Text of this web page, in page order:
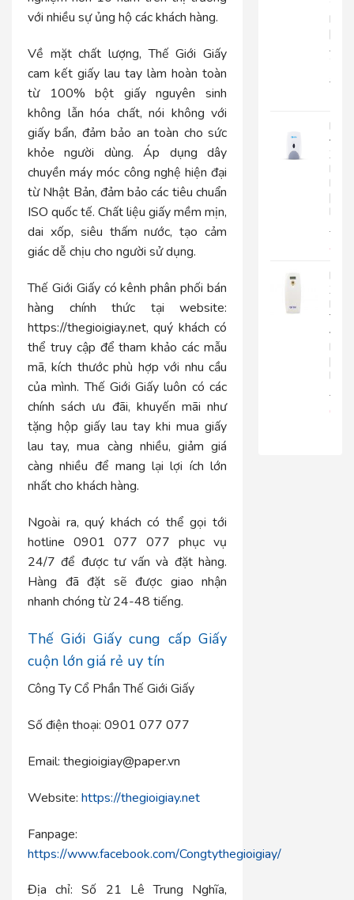
với nhiều sự ủng hộ các khách hàng.
Về mặt chất lượng, Thế Giới Giấy
cam kết giấy lau tay làm hoàn toàn
từ 100% bột giấy nguyên sinh
không lẫn hóa chất, nói không với
giấy bẩn, đảm bảo an toàn cho sức
khỏe người dùng. Áp dụng dây
chuyền máy móc công nghệ hiện đại
từ Nhật Bản, đảm bảo các tiêu chuẩn
ISO quốc tế. Chất liệu giấy mềm mịn,
dai xốp, siêu thấm nước, tạo cảm
giác dễ chịu cho người sử dụng.
Thế Giới Giấy có kênh phân phối bán
hàng chính thức tại website:
https://thegioigiay.net, quý khách có
thể truy cập để tham khảo các mẫu
mã, kích thước phù hợp với nhu cầu
của mình. Thế Giới Giấy luôn có các
chính sách ưu đãi, khuyến mãi như
tặng hộp giấy lau tay khi mua giấy
lau tay, mua càng nhiều, giảm giá
càng nhiều để mang lại lợi ích lớn
nhất cho khách hàng.
Ngoài ra, quý khách có thể gọi tới
hotline 0901 077 077 phục vụ
24/7 để được tư vấn và đặt hàng.
Hàng đã đặt sẽ được giao nhận
nhanh chóng từ 24-48 tiếng.
Thế Giới Giấy cung cấp Giấy
cuộn lớn giá rẻ uy tín
Công Ty Cổ Phần Thế Giới Giấy
Số điện thoại: 0901 077 077
Email: thegioigiay@paper.vn
Website: https://thegioigiay.net
Fanpage:
https://www.facebook.com/Congtythegioigiay/
Địa chỉ: Số 21 Lê Trung Nghĩa,
2
Lớp
|
2
Bình
Xà
|
RT800
Máy
Xịt
Tự
|
RT816